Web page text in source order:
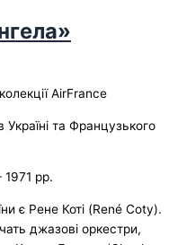
AirFrance
та Французького
1971 рр.
є Рене Коті (René Coty).
джазові оркестри,